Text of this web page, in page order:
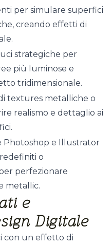
per simulare superfici
creando effetti di
strategiche per
più luminose e
tridimensionale.
textures metalliche o
realismo e dettaglio ai
Photoshop e Illustrator
o
perfezionare
metallic.
e
Digitale
con un effetto di